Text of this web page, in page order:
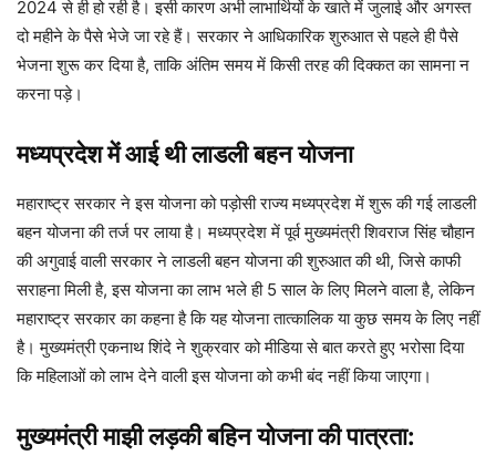
2024 से ही हो रही है। इसी कारण अभी लाभार्थियों के खाते में जुलाई और अगस्त
दो महीने के पैसे भेजे जा रहे हैं। सरकार ने आधिकारिक शुरुआत से पहले ही पैसे
भेजना शुरू कर दिया है, ताकि अंतिम समय में किसी तरह की दिक्कत का सामना न
करना पड़े।
मध्यप्रदेश में आई थी लाडली बहन योजना
महाराष्ट्र सरकार ने इस योजना को पड़ोसी राज्य मध्यप्रदेश में शुरू की गई लाडली
बहन योजना की तर्ज पर लाया है। मध्यप्रदेश में पूर्व मुख्यमंत्री शिवराज सिंह चौहान
की अगुवाई वाली सरकार ने लाडली बहन योजना की शुरुआत की थी, जिसे काफी
सराहना मिली है, इस योजना का लाभ भले ही 5 साल के लिए मिलने वाला है, लेकिन
महाराष्ट्र सरकार का कहना है कि यह योजना तात्कालिक या कुछ समय के लिए नहीं
है। मुख्यमंत्री एकनाथ शिंदे ने शुक्रवार को मीडिया से बात करते हुए भरोसा दिया
कि महिलाओं को लाभ देने वाली इस योजना को कभी बंद नहीं किया जाएगा।
मुख्यमंत्री माझी लड़की बहिन योजना की पात्रता: